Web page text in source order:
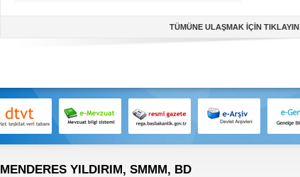
TÜMÜNE ULAŞMAK İÇİN TIKLAYIN
MENDERES YILDIRIM, SMMM, BD